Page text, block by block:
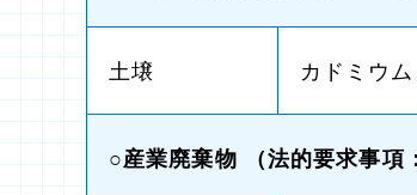
土壌 カドミウ
○産業廃棄物 （法的要求事項